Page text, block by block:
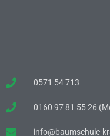
0571 54 713
0160 97 81 55 26
info@baumschule-